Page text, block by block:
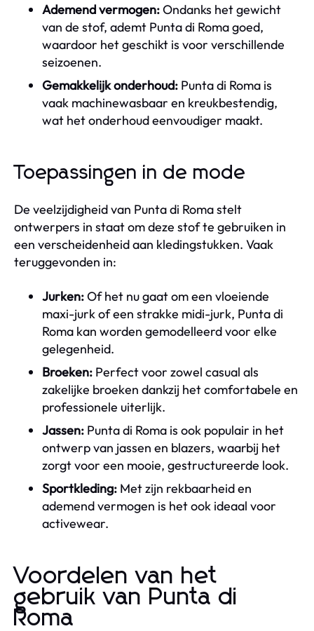
Ademend vermogen:Ondanks het gewicht
van de stof, ademt Punta di Roma goed,
waardoor het geschikt is voor verschillende
seizoenen.
Gemakkelijk onderhoud: Punta di Roma is
vaak machinewasbaar en kreukbestendig,
wat het onderhoud eenvoudiger maakt.
Toepassingen in de mode
De veelzijdigheid van Punta di Roma stelt
ontwerpers in staat om deze stof te gebruiken in
een verscheidenheid aan kledingstukken. Vaak
teruggevonden in:
Jurken:Of het nu gaat om een vloeiende
maxi-jurk of een strakke midi-jurk, Punta di
Roma kan worden gemodelleerd voor elke
gelegenheid.
Broeken: Perfect voor zowel casual als
zakelijke broeken dankzij het comfortabele en
professionele uiterlijk.
Jassen: Punta di Roma is ook populair in het
ontwerp van jassen en blazers, waarbij het
zorgt voor een mooie, gestructureerde look.
Sportkleding: Met zijn rekbaarheid en
ademend vermogen is het ook ideaal voor
activewear.
Voordelen van het
gebruik van Punta di
Roma